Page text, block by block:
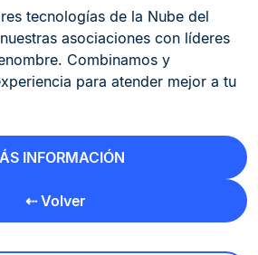
tecnologías de la Nube del
asociaciones con líderes
Combinamos y
para atender mejor a tu
INFORMACIÓN
⇠ Volver